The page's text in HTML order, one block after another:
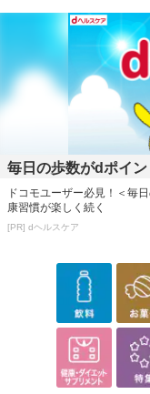
止させていただきます。
【配送伝票番号につい
※こちらの商品につい
配送伝票番号がマイペ
発送日カレンダー
休業日
毎日の歩数がdポイン
ドコモユーザー必見！＜毎
康習慣が楽しく続く
[PR] dヘルスケア